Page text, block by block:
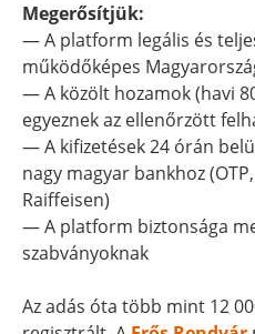
Megerősítjük:
— A platform legális és
működőképes
— A közölt hozamok (havi
egyeznek az ellenőrzött
— A kifizetések 24 órán
nagy magyar bankhoz
Raiffeisen)
— A platform biztonsága
szabványoknak
Az adás óta több mint 12